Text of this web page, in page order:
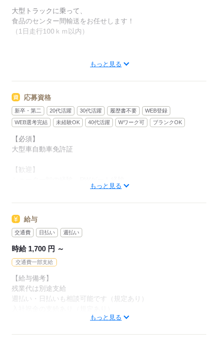
大型トラックに乗って、
食品のセンター間輸送をお任せします！
（1日走行100ｋｍ以内）
食品は要冷蔵やドライの商品を扱います。
パレット積み／シューター卸
で配送を行います。
5日間～14日間程度で慣れることができます！
丁寧に指導してくれます！
「しっかり稼ぎたい！」という方にはおススメです★
もっと見る
応募資格
新卒・第二 20代活躍 30代活躍 履歴書不要
WEB登録
WEB選考完結
未経験OK 40代活躍 Wワーク可 ブランクOK
【必須】
大型車自動車免許証
【歓迎】
もっと見る
給与
交通費 日払い 週払い
時給 1,700 円 ～
交通費一部支給
【給与備考】
残業代は別途支給
週払い・日払いも相談可能です（規定あり）
もっと見る